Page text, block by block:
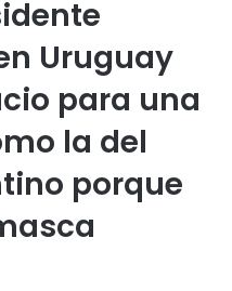
Uruguay
para una
la del
porque